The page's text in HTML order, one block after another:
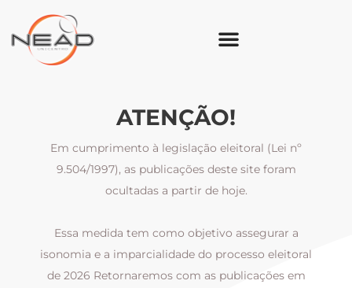
ATENÇÃO!
Em cumprimento à legislação eleitoral (Lei nº
9.504/1997), as publicações deste site foram
ocultadas a partir de hoje.
Essa medida tem como objetivo assegurar a
isonomia e a imparcialidade do processo eleitoral
de 2026 Retornaremos com as publicações em